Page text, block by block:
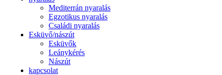
Mediterrán nyaralás
Egzotikus nyaralás
Családi nyaralás
Esküvő/nászút
Esküvők
Leánykérés
Nászút
kapcsolat